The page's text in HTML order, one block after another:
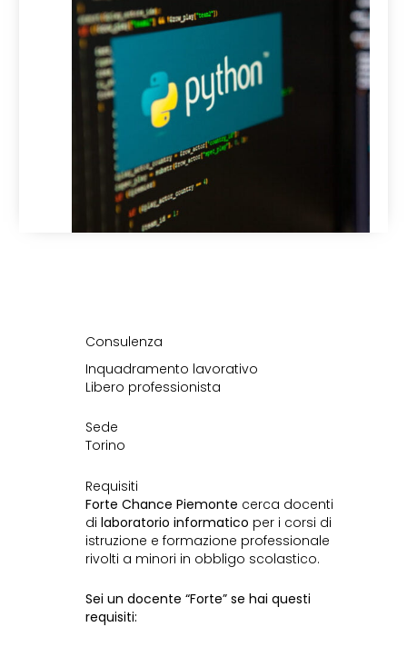
Consulenza
Inquadramento lavorativo
Libero professionista
Sede
Torino
Requisiti
Forte Chance Piemonte cerca docenti
di laboratorio informatico per i corsi di
istruzione e formazione professionale
rivolti a minori in obbligo scolastico.
Sei un docente “Forte” se hai questi
requisiti: